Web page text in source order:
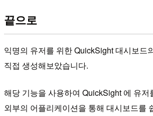
끝으로
익명의 유저를 위한 QuickSight 대시보드
직접 생성해보았습니다.
해당 기능을 사용하여 QuickSight 에 유저
외부의 어플리케이션을 통해 대시보드를